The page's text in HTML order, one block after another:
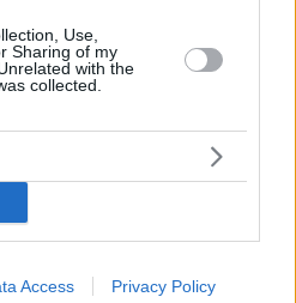
Use,
Sharing of my
with the
collected.
Access Privacy Policy
Κοινοποιήστε
για